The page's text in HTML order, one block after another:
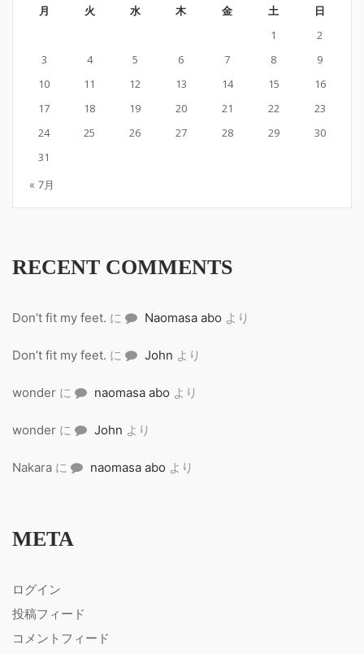
月 火 水 木 金 土
日
1
2
3
4 5 6 7 8
9
10
11 12 13 14 15
16
17
18 19 20 21 22
23
24
25 26 27 28 29
30
31
« 7月
RECENT COMMENTS
Don’t fit my feet. に Naomasa abo より
Don’t fit my feet. に John より
wonder に naomasa abo より
wonder に John より
Nakara に naomasa abo より
META
ログイン
投稿フィード
コメントフィード